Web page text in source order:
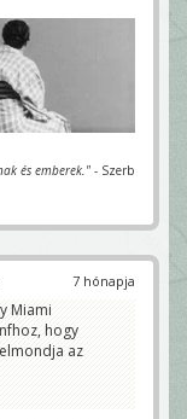
és emberek." - Szerb
7 hónapja
Miami
hogy
az